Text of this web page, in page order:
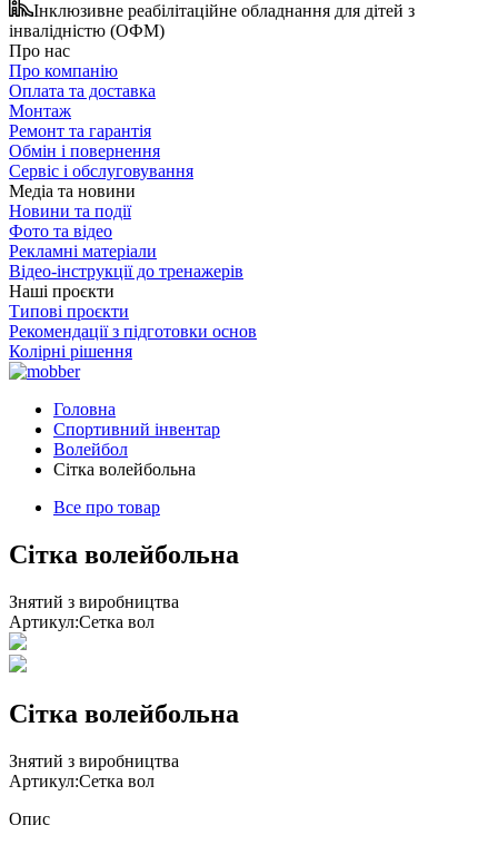
Інклюзивне реабілітаційне обладнання для дітей з
інвалідністю (ОФМ)
Про нас
Про компанію
Оплата та доставка
Монтаж
Ремонт та гарантія
Обмін і повернення
Сервіс і обслуговування
Медіа та новини
Новини та події
Фото та відео
Рекламні матеріали
Відео-інструкції до тренажерів
Наші проєкти
Типові проєкти
Рекомендації з підготовки основ
Колірні рішення
Головна
Спортивний інвентар
Волейбол
Сітка волейбольна
Все про товар
Сітка волейбольна
Знятий з виробництва
Артикул:Сетка вол
Сітка волейбольна
Знятий з виробництва
Артикул:Сетка вол
Опис